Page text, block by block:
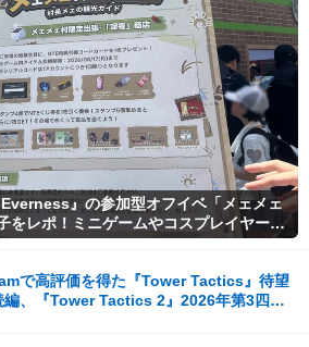
』の参加型オフイベ「メェメェ
をレポ！ミニゲームやコスプレイヤー撮
で高評価を得た『Tower Tactics』待望
編、『Tower Tactics 2』2026年第3四半